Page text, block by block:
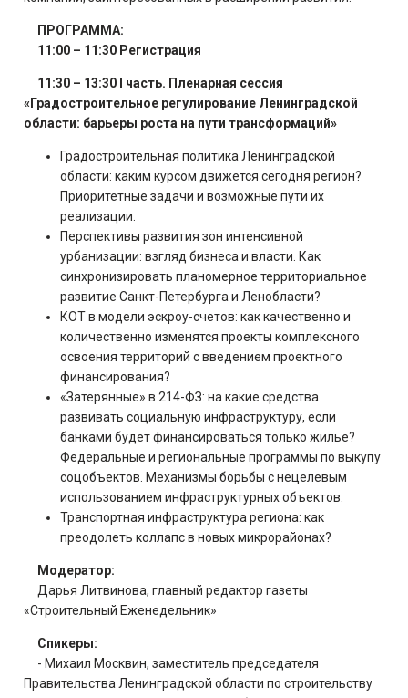
ПРОГРАММА:
11:00 – 11:30 Регистрация
11:30 – 13:30 I часть. Пленарная сессия
«Градостроительное регулирование Ленинградской
области: барьеры роста на пути трансформаций»
Градостроительная политика Ленинградской
области: каким курсом движется сегодня регион?
Приоритетные задачи и возможные пути их
реализации.
Перспективы развития зон интенсивной
урбанизации: взгляд бизнеса и власти. Как
синхронизировать планомерное территориальное
развитие Санкт-Петербурга и Ленобласти?
КОТ в модели эскроу-счетов: как качественно и
количественно изменятся проекты комплексного
освоения территорий с введением проектного
финансирования?
«Затерянные» в 214-ФЗ: на какие средства
развивать социальную инфраструктуру, если
банками будет финансироваться только жилье?
Федеральные и региональные программы по выкупу
соцобъектов. Механизмы борьбы с нецелевым
использованием инфраструктурных объектов.
Транспортная инфраструктура региона: как
преодолеть коллапс в новых микрорайонах?
Модератор:
Дарья Литвинова, главный редактор газеты
«Строительный Еженедельник»
Спикеры:
- Михаил Москвин, заместитель председателя
Правительства Ленинградской области по строительству